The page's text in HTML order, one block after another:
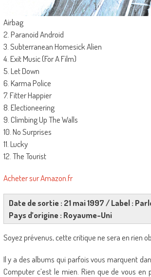
Airbag
2. Paranoid Android
3. Subterranean Homesick Alien
4. Exit Music (For A Film)
5. Let Down
6. Karma Police
7. Fitter Happier
8. Electioneering
9. Climbing Up The Walls
10. No Surprises
11. Lucky
12. The Tourist
Acheter sur Amazon.fr
Date de sortie : 21 mai 1997 / Label :
Pays d’origine : Royaume-Uni
Soyez prévenus, cette critique ne sera en rien
Il y a des albums qui parfois vous marquent
Computer c’est le mien. Rien que de vous en